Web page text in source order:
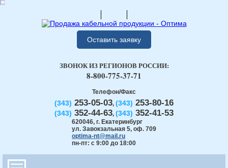
Оставить заявку
Телефон/Факс
(343) 253-05-03, (343) 253-80-16
(343) 352-44-63, (343) 352-41-53
620046, г. Екатеринбург
ул. Завокзальная 5, оф. 709
optima-nt@mail.ru
пн-пт: с 9:00 до 18:00
ЗВОНОК ИЗ РЕГИОНОВ РОССИИ:
8-800-775-37-71